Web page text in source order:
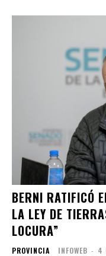
BERNI RATIFICÓ
LA LEY DE
LOCURA”
PROVINCIA INFOWEB - 4